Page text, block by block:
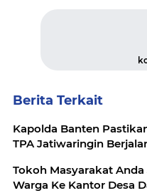
Berita Terkait
Kapolda Banten
TPA Jatiwaringin
Tokoh Masyarakat
Warga Ke Kantor Desa